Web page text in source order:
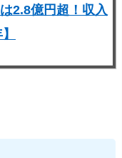
2.8億円超！収入